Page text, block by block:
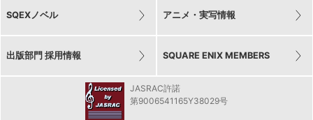
SQEXノベル アニメ・実写情報
出版部門 採用情報 SQUARE ENIX MEMBERS
JASRAC許諾
第9006541165Y38029号